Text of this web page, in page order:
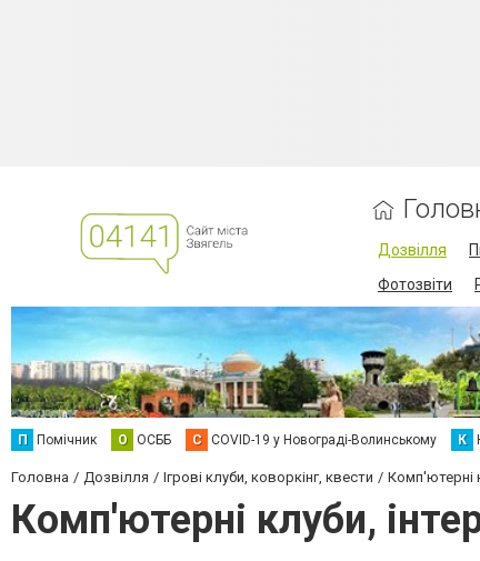
Дозвілля
Фотозвіти
П Помічник О ОСББ C COVID-19 у Новограді-Волинському К
Головна Дозвілля Ігрові клуби, коворкінг, квести Комп'ютерні
Комп'ютерні клуби,